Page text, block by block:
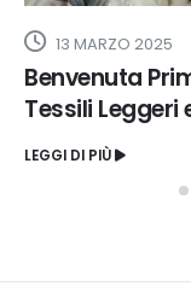
13 MARZO 2025
Benvenuta
Tessili Leggeri
LEGGI DI PIÙ